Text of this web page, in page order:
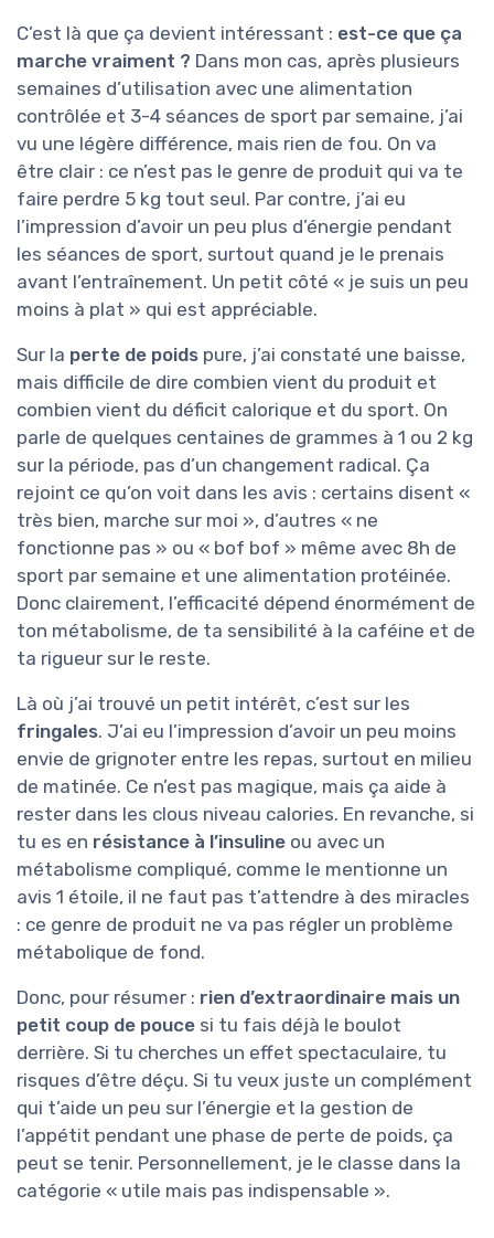
C’est là que ça devient intéressant : est-ce que ça
marche vraiment ? Dans mon cas, après plusieurs
semaines d’utilisation avec une alimentation
contrôlée et 3-4 séances de sport par semaine, j’ai
vu une légère différence, mais rien de fou. On va
être clair : ce n’est pas le genre de produit qui va te
faire perdre 5 kg tout seul. Par contre, j’ai eu
l’impression d’avoir un peu plus d’énergie pendant
les séances de sport, surtout quand je le prenais
avant l’entraînement. Un petit côté « je suis un peu
moins à plat » qui est appréciable.
Sur la perte de poids pure, j’ai constaté une baisse,
mais difficile de dire combien vient du produit et
combien vient du déficit calorique et du sport. On
parle de quelques centaines de grammes à 1 ou 2 kg
sur la période, pas d’un changement radical. Ça
rejoint ce qu’on voit dans les avis : certains disent «
très bien, marche sur moi », d’autres « ne
fonctionne pas » ou « bof bof » même avec 8h de
sport par semaine et une alimentation protéinée.
Donc clairement, l’efficacité dépend énormément de
ton métabolisme, de ta sensibilité à la caféine et de
ta rigueur sur le reste.
Là où j’ai trouvé un petit intérêt, c’est sur les
fringales. J’ai eu l’impression d’avoir un peu moins
envie de grignoter entre les repas, surtout en milieu
de matinée. Ce n’est pas magique, mais ça aide à
rester dans les clous niveau calories. En revanche, si
tu es en résistance à l’insuline ou avec un
métabolisme compliqué, comme le mentionne un
avis 1 étoile, il ne faut pas t’attendre à des miracles
: ce genre de produit ne va pas régler un problème
métabolique de fond.
Donc, pour résumer : rien d’extraordinaire mais un
petit coup de pouce si tu fais déjà le boulot
derrière. Si tu cherches un effet spectaculaire, tu
risques d’être déçu. Si tu veux juste un complément
qui t’aide un peu sur l’énergie et la gestion de
l’appétit pendant une phase de perte de poids, ça
peut se tenir. Personnellement, je le classe dans la
catégorie « utile mais pas indispensable ».